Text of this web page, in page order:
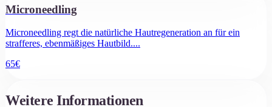
Microneedling
Microneedling regt die natürliche Hautregeneration an für ein
strafferes, ebenmäßiges Hautbild....
65€
Weitere Informationen